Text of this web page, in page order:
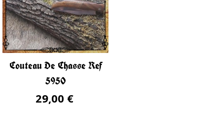
Couteau De Chasse Ref
5950
29,00 €